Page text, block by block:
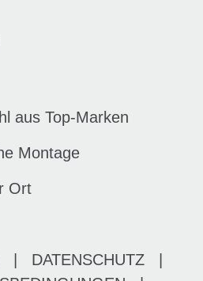
aus Top-Marken
Montage
Ort
DATENSCHUTZ